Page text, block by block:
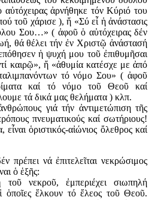
ἀρνήθηκε τόν Κύριό του
τοῦ χάρισε ), ἤ «Σύ εἶ ἡ ἀνάστασις
Σου…» ( ἀφοῦ ὁ αὐτόχειρας δέν
θά θέλει τήν ἐν Χριστῷ ἀνάστασή
ἡ ψυχή μου τοῦ ἐπιθυμῆσαι
καιρῷ», ἤ «ἀθυμία κατέσχε με ἀπό
τό νόμο Σου» ( ἀφοῦ
καί τό νόμο τοῦ Θεοῦ καί
τά δικά μας θελήματα ) κλπ.
γιά τήν ἀντιμετώπιση τῆς
πνευματικούς καί σωτήριους!
ὁριστικός-αἰώνιος ὄλεθρος καί
πρέπει νά ἐπιτελεῖται νεκρώσιμος
ὁ ἑξῆς:
νεκροῦ, ἐμπεριέχει σιωπηλή
ὁποῖες ἕλκουν τό ἔλεος τοῦ Θεοῦ.